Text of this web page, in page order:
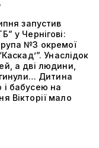
запустив
у Чернігові:
№3 окремої
Унаслідок
а дві людини,
Дитина
і бабусею на
Вікторії мало